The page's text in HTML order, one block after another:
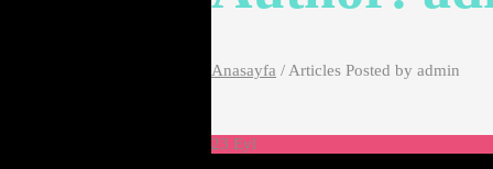
Anasayfa / Articles Posted by admin
23 Eyl